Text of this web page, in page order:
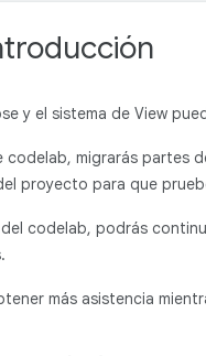
y el sistema de View
codelab, migrarás partes
proyecto para que
codelab, podrás
más asistencia